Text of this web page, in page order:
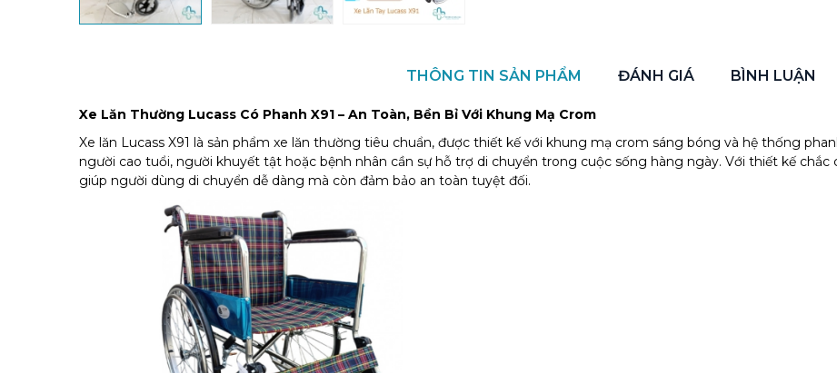
THÔNG TIN SẢN PHẨM ĐÁNH GIÁ BÌNH LUẬN
Xe Lăn Thường Lucass Có Phanh X91 – An Toàn, Bền Bỉ Với Khung Mạ Crom
Xe lăn Lucass X91 là sản phẩm xe lăn thường tiêu chuẩn, được thiết kế với khung mạ crom sáng bóng và hệ thống
người cao tuổi, người khuyết tật hoặc bệnh nhân cần sự hỗ trợ di chuyển trong cuộc sống hàng ngày. Với thiết kế chắc
giúp người dùng di chuyển dễ dàng mà còn đảm bảo an toàn tuyệt đối.